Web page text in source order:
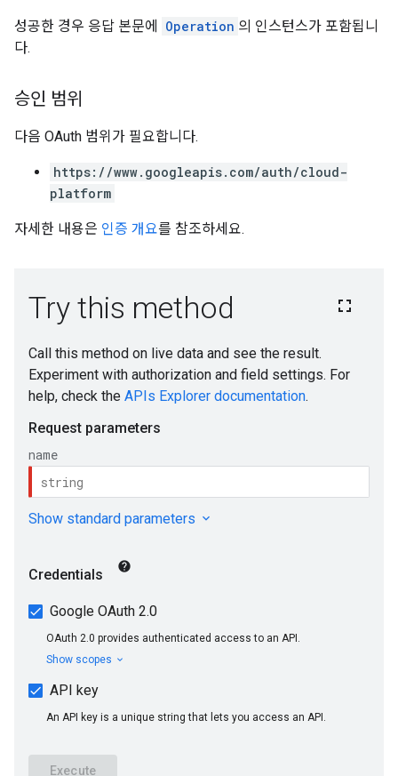
성공한 경우 응답 본문에 Operation 의 인스턴스가 포함됩니
다.
승인 범위
다음 OAuth 범위가 필요합니다.
https://www.googleapis.com/auth/cloud-
platform
자세한 내용은 인증 개요를 참조하세요.